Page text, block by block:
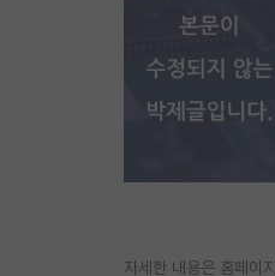
자세한 내용은 홈페이